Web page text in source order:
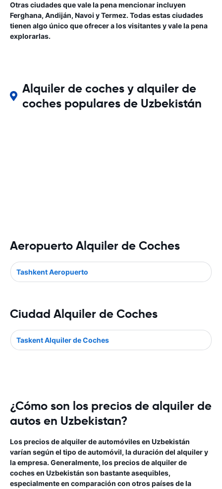
Otras ciudades que vale la pena mencionar incluyen
Ferghana, Andiján, Navoi y Termez. Todas estas ciudades
tienen algo único que ofrecer a los visitantes y vale la pena
explorarlas.
Alquiler de coches y alquiler de
coches populares de Uzbekistán
Aeropuerto Alquiler de Coches
Tashkent Aeropuerto
Ciudad Alquiler de Coches
Taskent Alquiler de Coches
¿Cómo son los precios de alquiler de
autos en Uzbekistan?
Los precios de alquiler de automóviles en Uzbekistán
varían según el tipo de automóvil, la duración del alquiler y
la empresa. Generalmente, los precios de alquiler de
coches en Uzbekistán son bastante asequibles,
especialmente en comparación con otros países de la